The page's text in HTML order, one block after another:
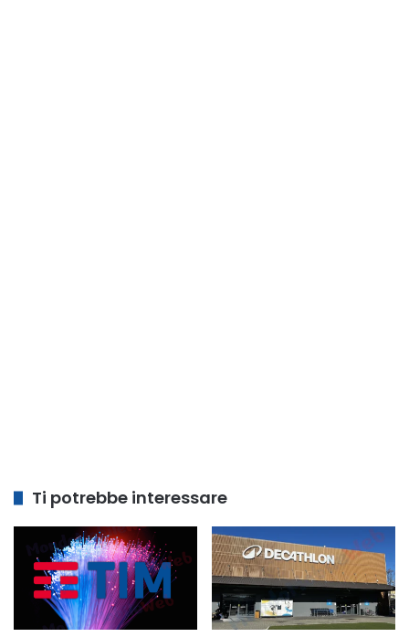
Ti potrebbe interessare